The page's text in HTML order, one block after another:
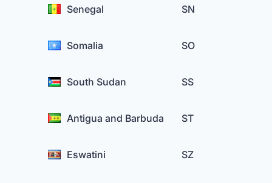
Senegal SN
Somalia SO
South Sudan SS
Antigua and Barbuda ST
Eswatini SZ